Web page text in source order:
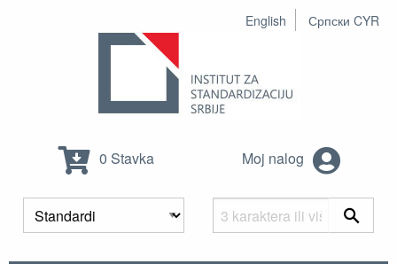
English Српски CYR
0 Stavka Moj nalog